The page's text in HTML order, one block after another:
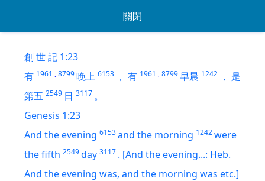
關閉
創 世 記 1:23
有 1961 ,8799晚上 6153 ， 有 1961 ,8799早晨 1242 ， 是
第五 2549 日 3117 。
Genesis 1:23
And the evening 6153and the morning 1242were
the fifth 2549day 3117 . [And the evening...: Heb.
And the evening was, and the morning was etc.]